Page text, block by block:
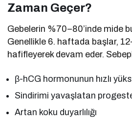
Zaman Geçer?
Gebelerin %70–80’inde mide
Genellikle 6. haftada başlar,
hafifleyerek devam eder.
β-hCG hormonunun hızlı
Sindirimi yavaşlatan
Artan koku duyarlılığı